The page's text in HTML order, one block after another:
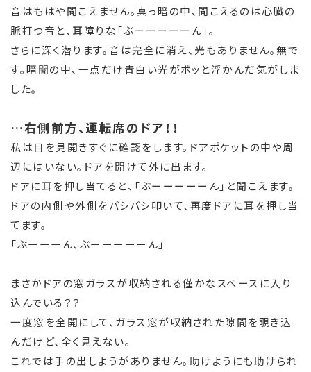
音はもはや聞こえません。真っ暗の中、聞こえるのは心臓の
脈打つ音と、耳障りな「ぶーーーーーん」。
さらに深く潜ります。音は完全に消え、光もありません。無で
す。暗闇の中、一点だけ青白い光がポッと浮かんだ気がしま
した。
…右側前方、運転席のドア！！
私は目を見開きすぐに確認をします。ドアポケットの中や周
辺にはいない。ドアを開けて外に出ます。
ドアに耳を押し当てると、「ぶーーーーーん」と聞こえます。
ドアの内側や外側をバシバシ叩いて、再度ドアに耳を押し当
てます。
「ぶーーーん、ぶーーーーーん」
まさかドアの窓ガラスが収納される僅かなスペースに入り
込んでいる？？
一度窓を全開にして、ガラス窓が収納された隙間を覗き込
んだけど、全く見えない。
これでは手の出しようがありません。助けようにも助けられ